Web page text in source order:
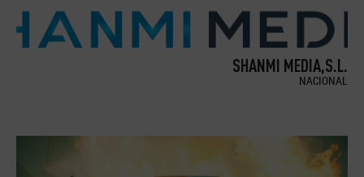
SHANMI MEDIA,S.L.
NACIONAL